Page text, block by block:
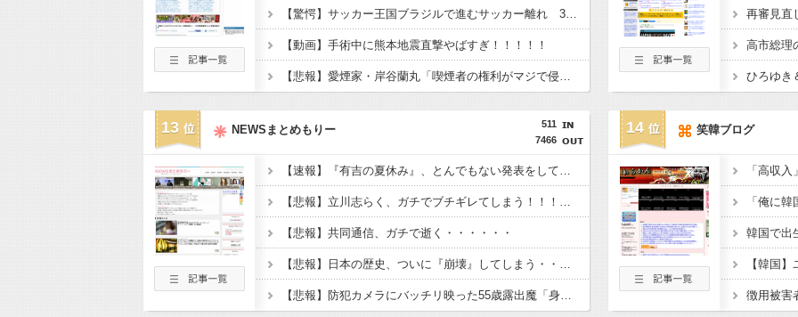
【驚愕】サッカー王国ブラジルで進むサッカー離れ 36％が「関心なし」
【動画】手術中に熊本地震直撃やばすぎ！！！！！
【悲報】愛煙家・岸谷蘭丸「喫煙者の権利がマジで侵害されてる」と私見 「いくら税金を我々が払ってるんだと」 ひろゆき
13
511
7466
NEWSまとめもりー
【速報】『有吉の夏休み』、とんでもない発表をしてしまう！！！！！
【悲報】立川志らく、ガチでブチギレてしまう！！！！！！
【悲報】共同通信、ガチで逝く・・・・・・
【悲報】日本の歴史、ついに『崩壊』してしまう・・・・・
【悲報】防犯カメラにバッチリ映った55歳露出魔「身に覚えがありません」と容疑を否認。どう言い訳する気だこれ
14 笑韓ブログ